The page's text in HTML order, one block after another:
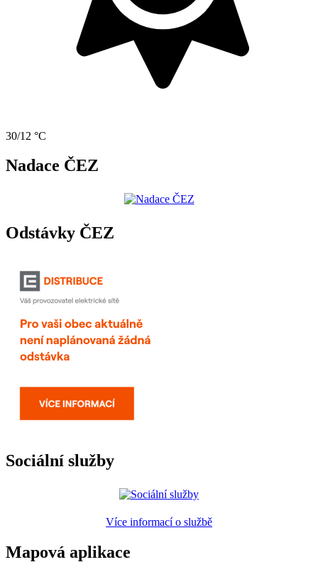
30/12 °C
Nadace ČEZ
Odstávky ČEZ
Sociální služby
Více informací o službě
Mapová aplikace